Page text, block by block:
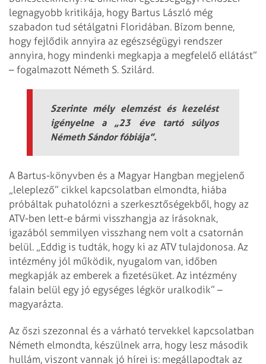
legnagyobb kritikája, hogy Bartus László még
szabadon tud sétálgatni Floridában. Bízom benne,
hogy fejlődik annyira az egészségügyi rendszer
annyira, hogy mindenki megkapja a megfelelő ellátást”
– fogalmazott Németh S. Szilárd.
Szerinte mély elemzést és kezelést
igényelne a „23 éve tartó súlyos
Németh Sándor fóbiája”.
A Bartus-könyvben és a Magyar Hangban megjelenő
„leleplező” cikkel kapcsolatban elmondta, hiába
próbáltak puhatolózni a szerkesztőségekből, hogy az
ATV-ben lett-e bármi visszhangja az írásoknak,
igazából semmilyen visszhang nem volt a csatornán
belül. „Eddig is tudták, hogy ki az ATV tulajdonosa. Az
intézmény jól működik, nyugalom van, időben
megkapják az emberek a fizetésüket. Az intézmény
falain belül egy jó egységes légkör uralkodik” –
magyarázta.
Az őszi szezonnal és a várható tervekkel kapcsolatban
Németh elmondta, készülnek arra, hogy lesz második
hullám, viszont vannak jó hírei is: megállapodtak az